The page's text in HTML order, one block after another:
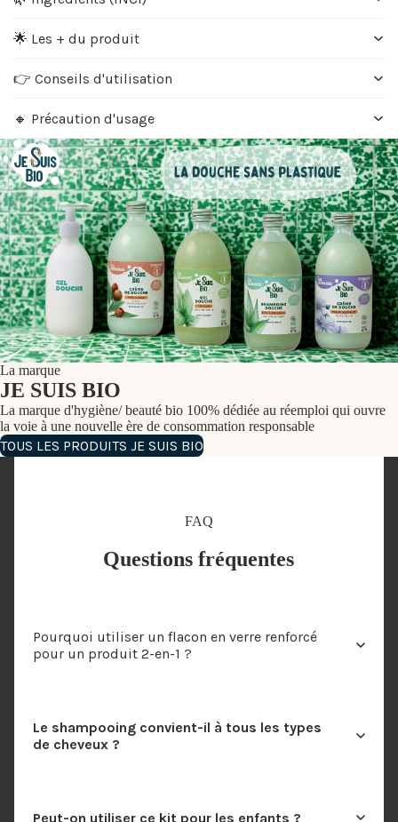
🌟 Les + du produit
👉 Conseils d'utilisation
🔸 Précaution d'usage
La marque
JE SUIS BIO
La marque d'hygiène/ beauté bio 100% dédiée au réemploi qui ouvre
la voie à une nouvelle ère de consommation responsable
TOUS LES PRODUITS JE SUIS BIO
FAQ
Questions fréquentes
Pourquoi utiliser un flacon en verre renforcé
pour un produit 2-en-1 ?
Le shampooing convient-il à tous les types
de cheveux ?
Peut-on utiliser ce kit pour les enfants ?